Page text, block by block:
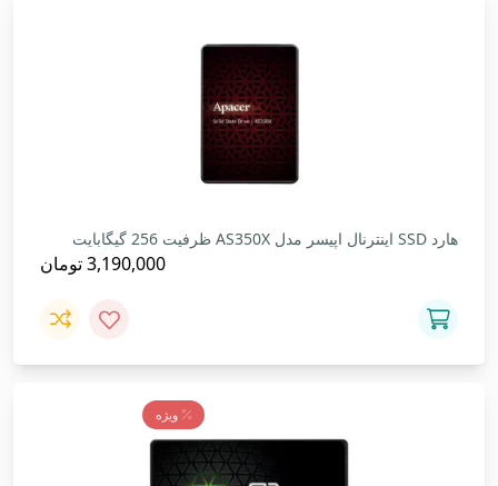
هارد SSD اینترنال اپیسر مدل AS350X ظرفیت 256 گیگابایت
3,190,000تومان
ویژه